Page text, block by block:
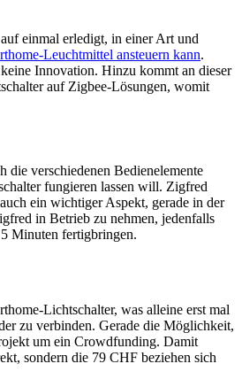
einmal erledigt, in einer Art und
Leuchtmittel ansteuern kann.
Innovation. Hinzu kommt an dieser
auf Zigbee-Lösungen, womit
die verschiedenen Bedienelemente
fungieren lassen will. Zigfred
ein wichtiger Aspekt, gerade in der
in Betrieb zu nehmen, jedenfalls
Minuten fertigbringen.
Lichtschalter, was alleine erst mal
zu verbinden. Gerade die Möglichkeit,
um ein Crowdfunding. Damit
sondern die 79 CHF beziehen sich